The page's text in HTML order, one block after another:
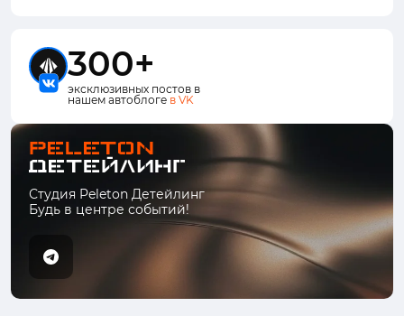
300+
эксклюзивных постов в
нашем автоблоге в VK
Студия Peleton Детейлинг
Будь в центре событий!